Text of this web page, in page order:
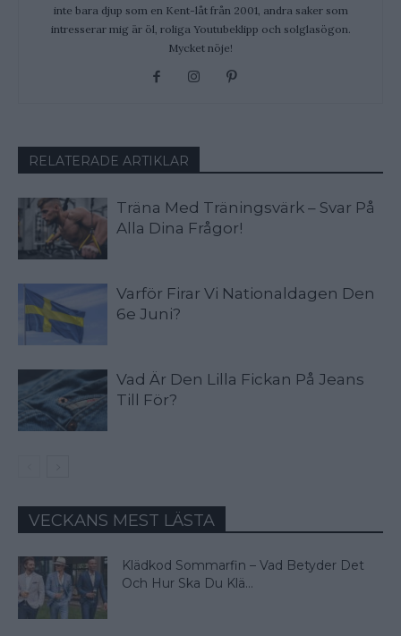
inte bara djup som en Kent-låt från 2001, andra saker som
intresserar mig är öl, roliga Youtubeklipp och solglasögon.
Mycket nöje!
RELATERADE ARTIKLAR
Träna Med Träningsvärk – Svar På
Alla Dina Frågor!
Varför Firar Vi Nationaldagen Den
6e Juni?
Vad Är Den Lilla Fickan På Jeans
Till För?
VECKANS MEST LÄSTA
Klädkod Sommarfin – Vad Betyder Det
Och Hur Ska Du Klä...